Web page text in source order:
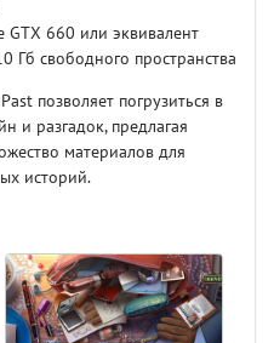
GTX 660 или эквивалент
Гб свободного пространства
позволяет погрузиться в
и разгадок, предлагая
материалов для
историй.